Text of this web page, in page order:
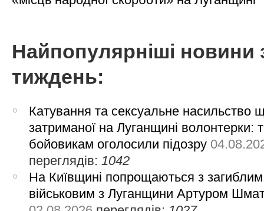
Найпопулярніші новини
тиждень:
Катування та сексуальне насильство
затриманої на Луганщині волонтерки:
бойовикам оголосили підозру
переглядів: 1042
На Київщині попрощаються з загиблим
військовим з Луганщини Артуром